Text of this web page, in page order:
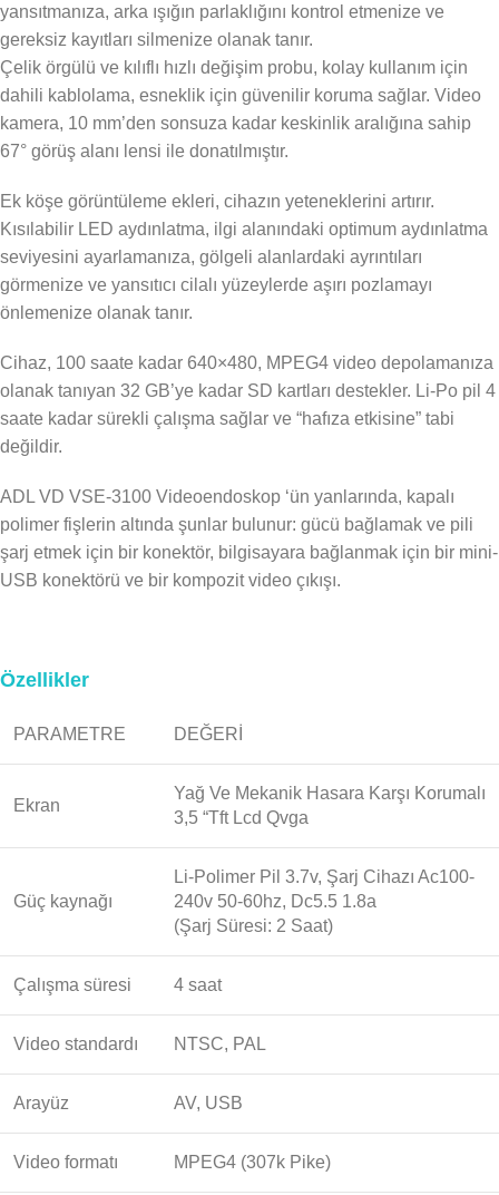
yansıtmanıza, arka ışığın parlaklığını kontrol etmenize ve
gereksiz kayıtları silmenize olanak tanır.
Çelik örgülü ve kılıflı hızlı değişim probu, kolay kullanım için
dahili kablolama, esneklik için güvenilir koruma sağlar. Video
kamera, 10 mm’den sonsuza kadar keskinlik aralığına sahip
67° görüş alanı lensi ile donatılmıştır.
Ek köşe görüntüleme ekleri, cihazın yeteneklerini artırır.
Kısılabilir LED aydınlatma, ilgi alanındaki optimum aydınlatma
seviyesini ayarlamanıza, gölgeli alanlardaki ayrıntıları
görmenize ve yansıtıcı cilalı yüzeylerde aşırı pozlamayı
önlemenize olanak tanır.
Cihaz, 100 saate kadar 640×480, MPEG4 video depolamanıza
olanak tanıyan 32 GB’ye kadar SD kartları destekler. Li-Po pil 4
saate kadar sürekli çalışma sağlar ve “hafıza etkisine” tabi
değildir.
ADL VD VSE-3100 Videoendoskop ‘ün yanlarında, kapalı
polimer fişlerin altında şunlar bulunur: gücü bağlamak ve pili
şarj etmek için bir konektör, bilgisayara bağlanmak için bir mini-
USB konektörü ve bir kompozit video çıkışı.
Özellikler
PARAMETRE DEĞERİ
Ekran
Yağ Ve Mekanik Hasara Karşı Korumalı
3,5 “Tft Lcd Qvga
Güç kaynağı
Li-Polimer Pil 3.7v, Şarj Cihazı Ac100-
240v 50-60hz, Dc5.5 1.8a
(Şarj Süresi: 2 Saat)
Çalışma süresi 4 saat
Video standardı NTSC, PAL
Arayüz AV, USB
Video formatı MPEG4 (307k Pike)